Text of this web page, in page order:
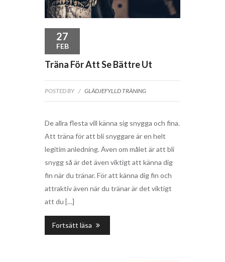
27
FEB
Träna För Att Se Bättre Ut
POSTED BY / GLÄDJEFYLLD TRÄNING
De allra flesta vill känna sig snygga och fina.
Att träna för att bli snyggare är en helt
legitim anledning. Även om målet är att bli
snygg så är det även viktigt att känna dig
fin när du tränar. För att känna dig fin och
attraktiv även när du tränar är det viktigt
att du […]
Fortsätt läsa